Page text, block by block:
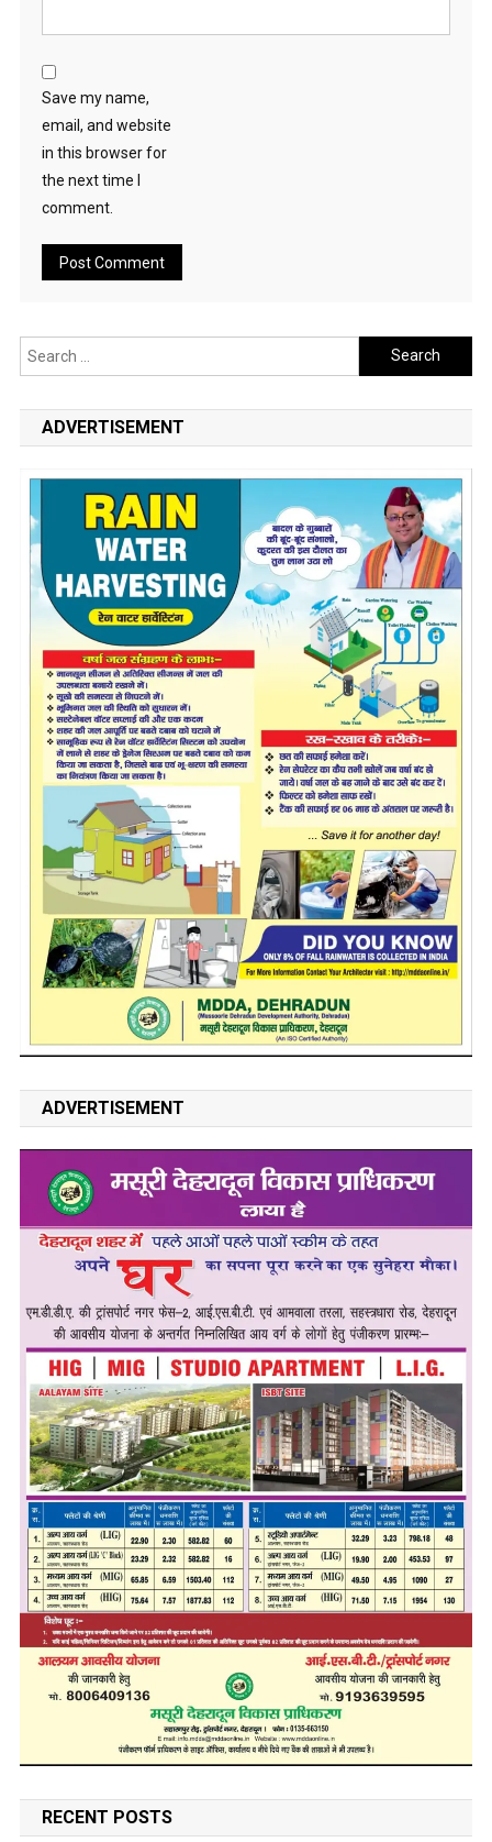
Save my name,
email, and website
in this browser for
the next time I
comment.
Search
for:
ADVERTISEMENT
ADVERTISEMENT
RECENT POSTS